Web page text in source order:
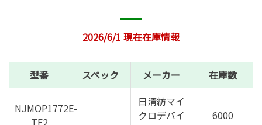
2026/6/1 現在在庫情報
型番 スペック メーカー 在庫数
NJMOP1772E-
TE2
日清紡マイ
クロデバイ
6000